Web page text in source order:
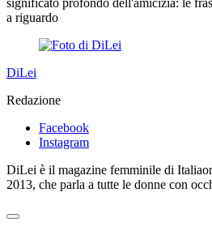
significato profondo dell'amicizia: le
a riguardo
DiLei
Redazione
Facebook
Instagram
DiLei è il magazine femminile di
2013, che parla a tutte le donne con